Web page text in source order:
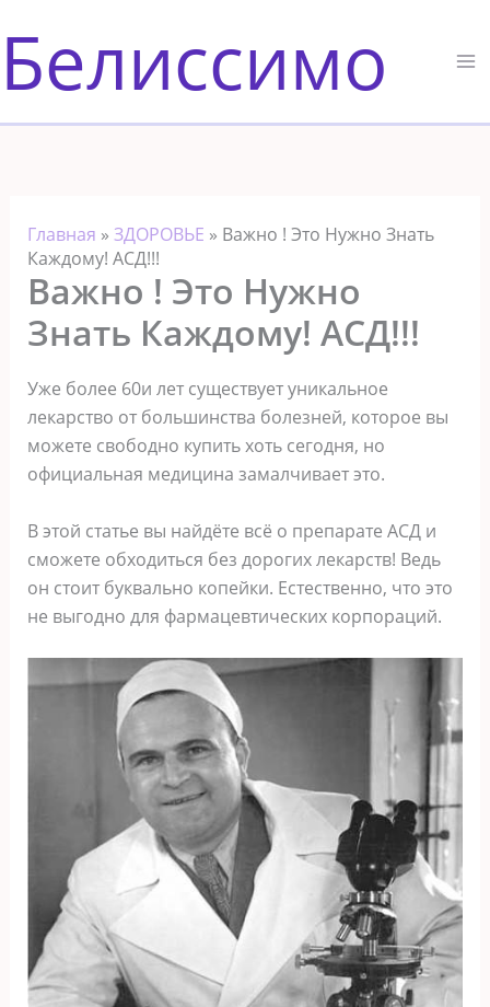
к
содержимому
Белиссимо
Главная » ЗДОРОВЬЕ » Важно ! Это Нужно Знать
Каждому! АСД!!!
Важно ! Это Нужно
Знать Каждому! АСД!!!
Уже более 60и лет существует уникальное
лекарство от большинства болезней, которое вы
можете свободно купить хоть сегодня, но
официальная медицина замалчивает это.
В этой статье вы найдёте всё о препарате АСД и
сможете обходиться без дорогих лекарств! Ведь
он стоит буквально копейки. Естественно, что это
не выгодно для фармацевтических корпораций.